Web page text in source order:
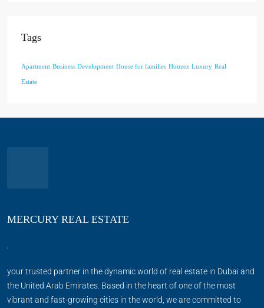
Tags
Apartment Business Development House for families Houzez Luxury Real
Estate
MERCURY REAL ESTATE
your trusted partner in the dynamic world of real estate in Dubai and
the United Arab Emirates. Based in the heart of one of the most
vibrant and fast-growing cities in the world, we are committed to